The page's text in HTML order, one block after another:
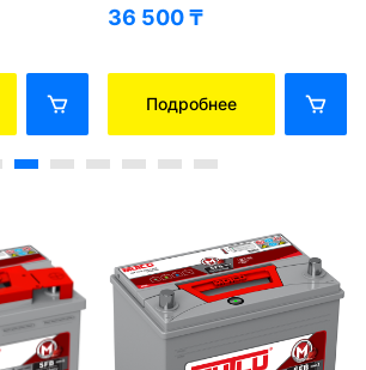
36 500₸
Подробнее